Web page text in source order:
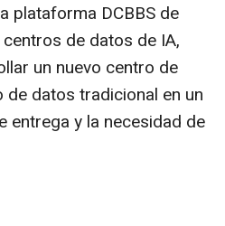
plataforma DCBBS de
de datos de IA,
un nuevo centro de
datos tradicional en un
entrega y la necesidad de